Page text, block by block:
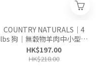
COUNTRY NATURALS｜4
lbs 狗｜無穀物羊肉中小型犬
亮毛配方
HK$197.00
HK$218.00